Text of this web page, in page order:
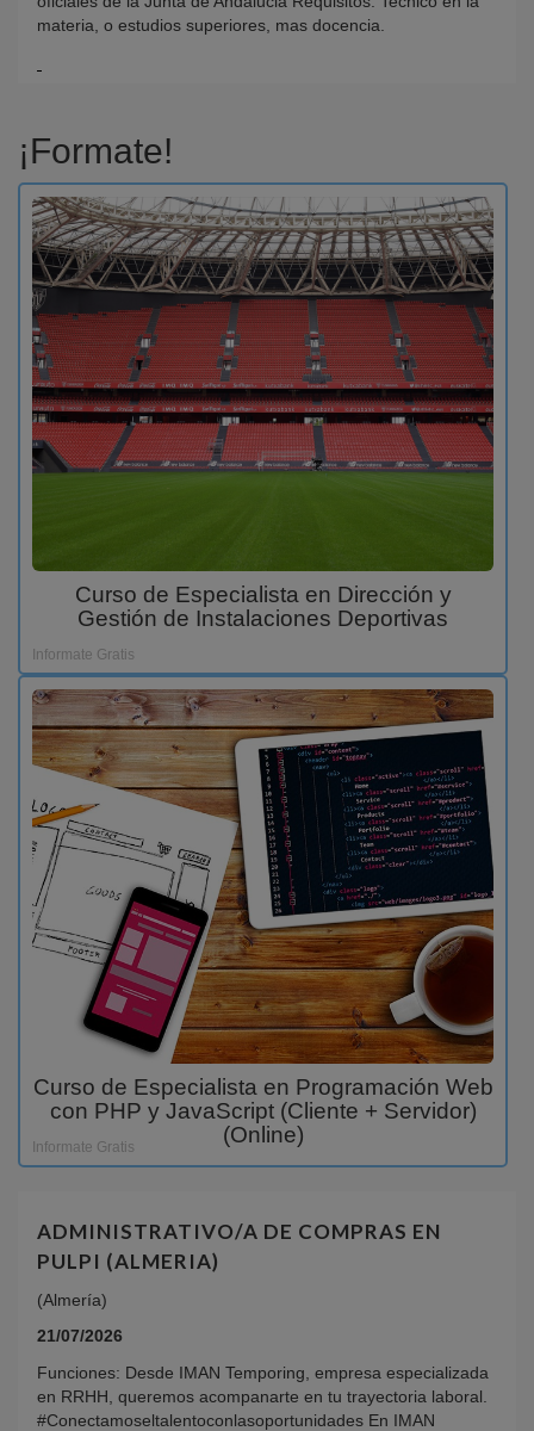
materia, o estudios superiores, mas docencia.
¡Formate!
Curso de Especialista en Dirección y
Gestión de Instalaciones Deportivas
Informate Gratis
Curso de Especialista en Programación Web
con PHP y JavaScript (Cliente + Servidor)
(Online)
Informate Gratis
ADMINISTRATIVO/A DE COMPRAS EN
PULPI (ALMERIA)
(Almería)
21/07/2026
Funciones: Desde IMAN Temporing, empresa especializada
en RRHH, queremos acompanarte en tu trayectoria laboral.
#Conectamoseltalentoconlasoportunidades En IMAN